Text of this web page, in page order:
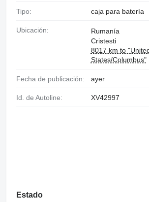
Tipo: caja para batería
Ubicación:
Rumanía
Cristesti
8017 km to
States/Columbus"
Fecha de publicación: ayer
Id. de Autoline: XV42997
Estado